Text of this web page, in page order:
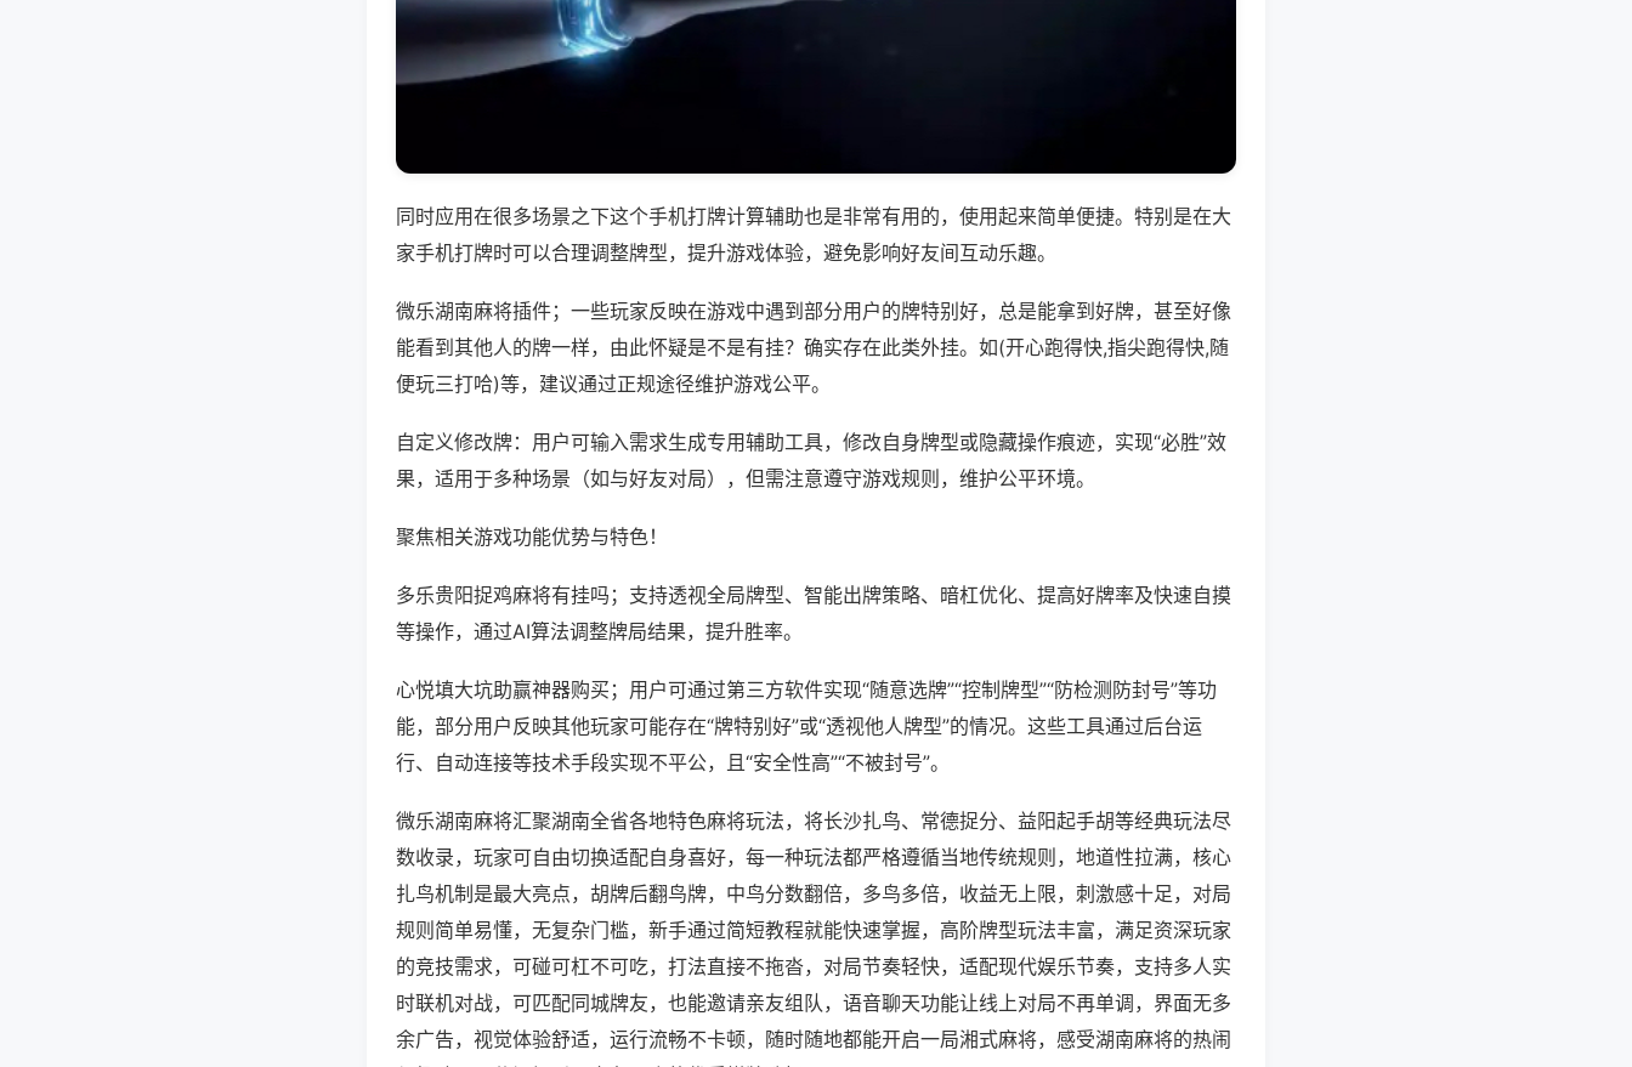
同时应用在很多场景之下这个手机打牌计算辅助也是非常有用的，使用起来简单便捷。特别是在大
家手机打牌时可以合理调整牌型，提升游戏体验，避免影响好友间互动乐趣。
微乐湖南麻将插件；一些玩家反映在游戏中遇到部分用户的牌特别好，总是能拿到好牌，甚至好像
能看到其他人的牌一样，由此怀疑是不是有挂？确实存在此类外挂。如(开心跑得快,指尖跑得快,随
便玩三打哈)等，建议通过正规途径维护游戏公平。
自定义修改牌：用户可输入需求生成专用辅助工具，修改自身牌型或隐藏操作痕迹，实现“必胜”效
果，适用于多种场景（如与好友对局），但需注意遵守游戏规则，维护公平环境。
聚焦相关游戏功能优势与特色！
多乐贵阳捉鸡麻将有挂吗；支持透视全局牌型、智能出牌策略、暗杠优化、提高好牌率及快速自摸
等操作，通过AI算法调整牌局结果，提升胜率。
心悦填大坑助赢神器购买；用户可通过第三方软件实现“随意选牌”“控制牌型”“防检测防封号”等功
能，部分用户反映其他玩家可能存在“牌特别好”或“透视他人牌型”的情况。这些工具通过后台运
行、自动连接等技术手段实现不平公，且“安全性高”“不被封号”。
微乐湖南麻将汇聚湖南全省各地特色麻将玩法，将长沙扎鸟、常德捉分、益阳起手胡等经典玩法尽
数收录，玩家可自由切换适配自身喜好，每一种玩法都严格遵循当地传统规则，地道性拉满，核心
扎鸟机制是最大亮点，胡牌后翻鸟牌，中鸟分数翻倍，多鸟多倍，收益无上限，刺激感十足，对局
规则简单易懂，无复杂门槛，新手通过简短教程就能快速掌握，高阶牌型玩法丰富，满足资深玩家
的竞技需求，可碰可杠不可吃，打法直接不拖沓，对局节奏轻快，适配现代娱乐节奏，支持多人实
时联机对战，可匹配同城牌友，也能邀请亲友组队，语音聊天功能让线上对局不再单调，界面无多
余广告，视觉体验舒适，运行流畅不卡顿，随时随地都能开启一局湘式麻将，感受湖南麻将的热闹